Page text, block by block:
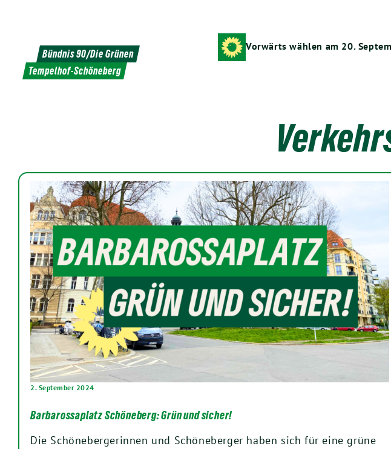
Bündnis 90/Die Grünen
Tempelhof-Schöneberg
Vorwärts wählen am 20.
2. September 2024
Barbarossaplatz Schöneberg: Grün und sicher!
Die Schönebergerinnen und Schöneberger haben sich für eine grüne